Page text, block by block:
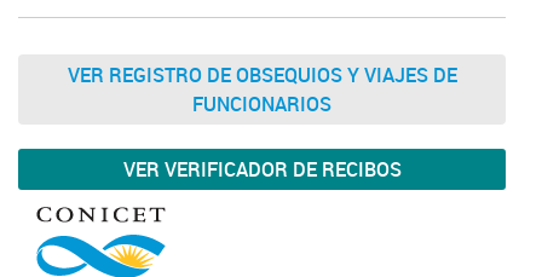
VER REGISTRO DE OBSEQUIOS Y VIAJES DE
FUNCIONARIOS
VER VERIFICADOR DE RECIBOS